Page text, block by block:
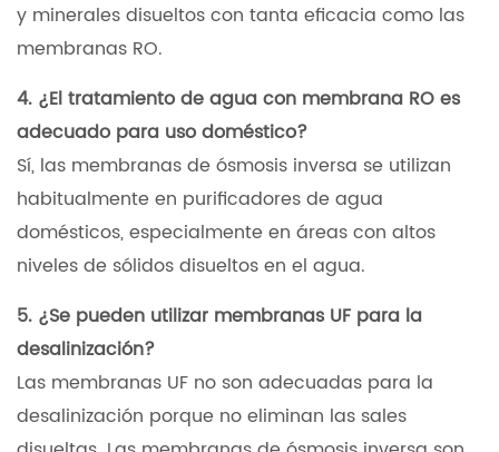
y minerales disueltos con tanta eficacia como las
membranas RO.
4. ¿El tratamiento de agua con membrana RO es
adecuado para uso doméstico?
Sí, las membranas de ósmosis inversa se utilizan
habitualmente en purificadores de agua
domésticos, especialmente en áreas con altos
niveles de sólidos disueltos en el agua.
5. ¿Se pueden utilizar membranas UF para la
desalinización?
Las membranas UF no son adecuadas para la
desalinización porque no eliminan las sales